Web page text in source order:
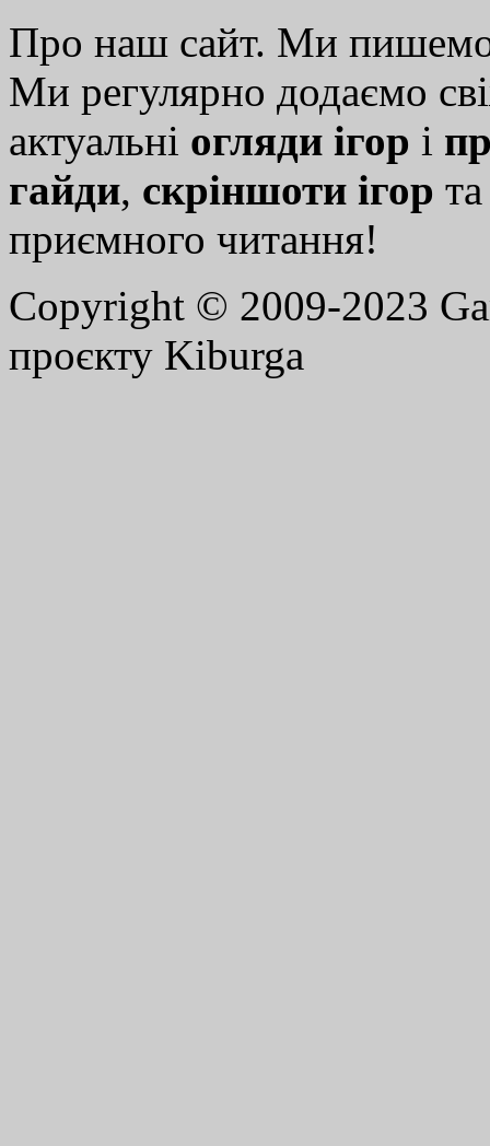
Про наш сайт. Ми
Ми регулярно додаємо
актуальні огляди ігор і
гайди, скріншоти ігор
приємного читання!
Copyright © 2009-2023
проєкту Kiburga